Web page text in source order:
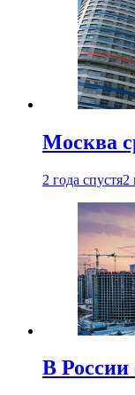
Москва
2 года спустя2
В России